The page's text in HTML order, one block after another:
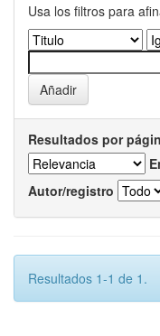
Usa los filtros para
Resultados por
Autor/registro
Resultados 1-1 de 1.